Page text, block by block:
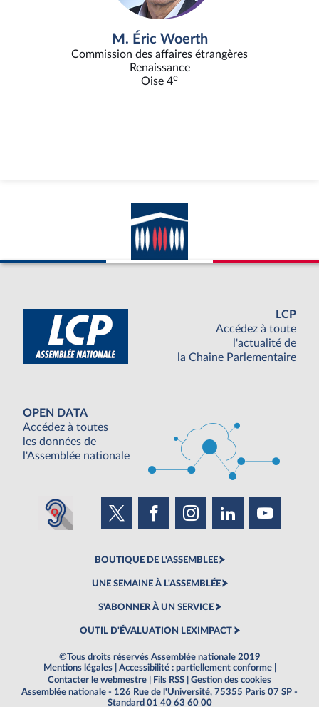
M. Éric Woerth
Commission des affaires étrangères
Renaissance
Oise 4e
LCP
Accédez à toute
l'actualité de
la Chaine Parlementaire
OPEN DATA
Accédez à toutes
les données de
l'Assemblée nationale
BOUTIQUE DE L'ASSEMBLEE
UNE SEMAINE À L'ASSEMBLÉE
S'ABONNER À UN SERVICE
OUTIL D'ÉVALUATION LEXIMPACT
©Tous droits réservés Assemblée nationale 2019
Mentions légales
Accessibilité : partiellement conforme
Contacter le webmestre
Fils RSS
Gestion des cookies
Assemblée nationale - 126 Rue de l'Université, 75355 Paris 07 SP -
Standard 01 40 63 60 00